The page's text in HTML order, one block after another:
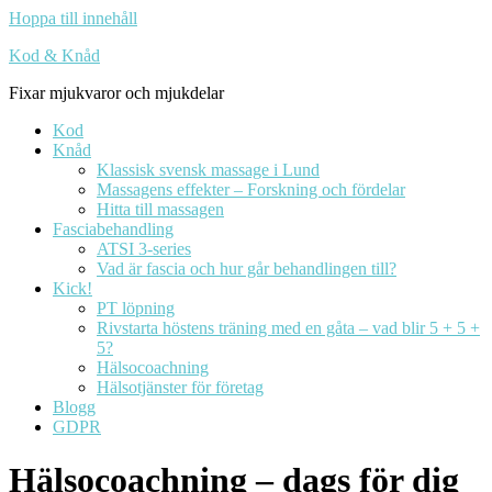
Hoppa till innehåll
Kod & Knåd
Fixar mjukvaror och mjukdelar
Kod
Knåd
Klassisk svensk massage i Lund
Massagens effekter – Forskning och fördelar
Hitta till massagen
Fasciabehandling
ATSI 3-series
Vad är fascia och hur går behandlingen till?
Kick!
PT löpning
Rivstarta höstens träning med en gåta – vad blir 5 + 5 +
5?
Hälsocoachning
Hälsotjänster för företag
Blogg
GDPR
Hälsocoachning – dags för dig